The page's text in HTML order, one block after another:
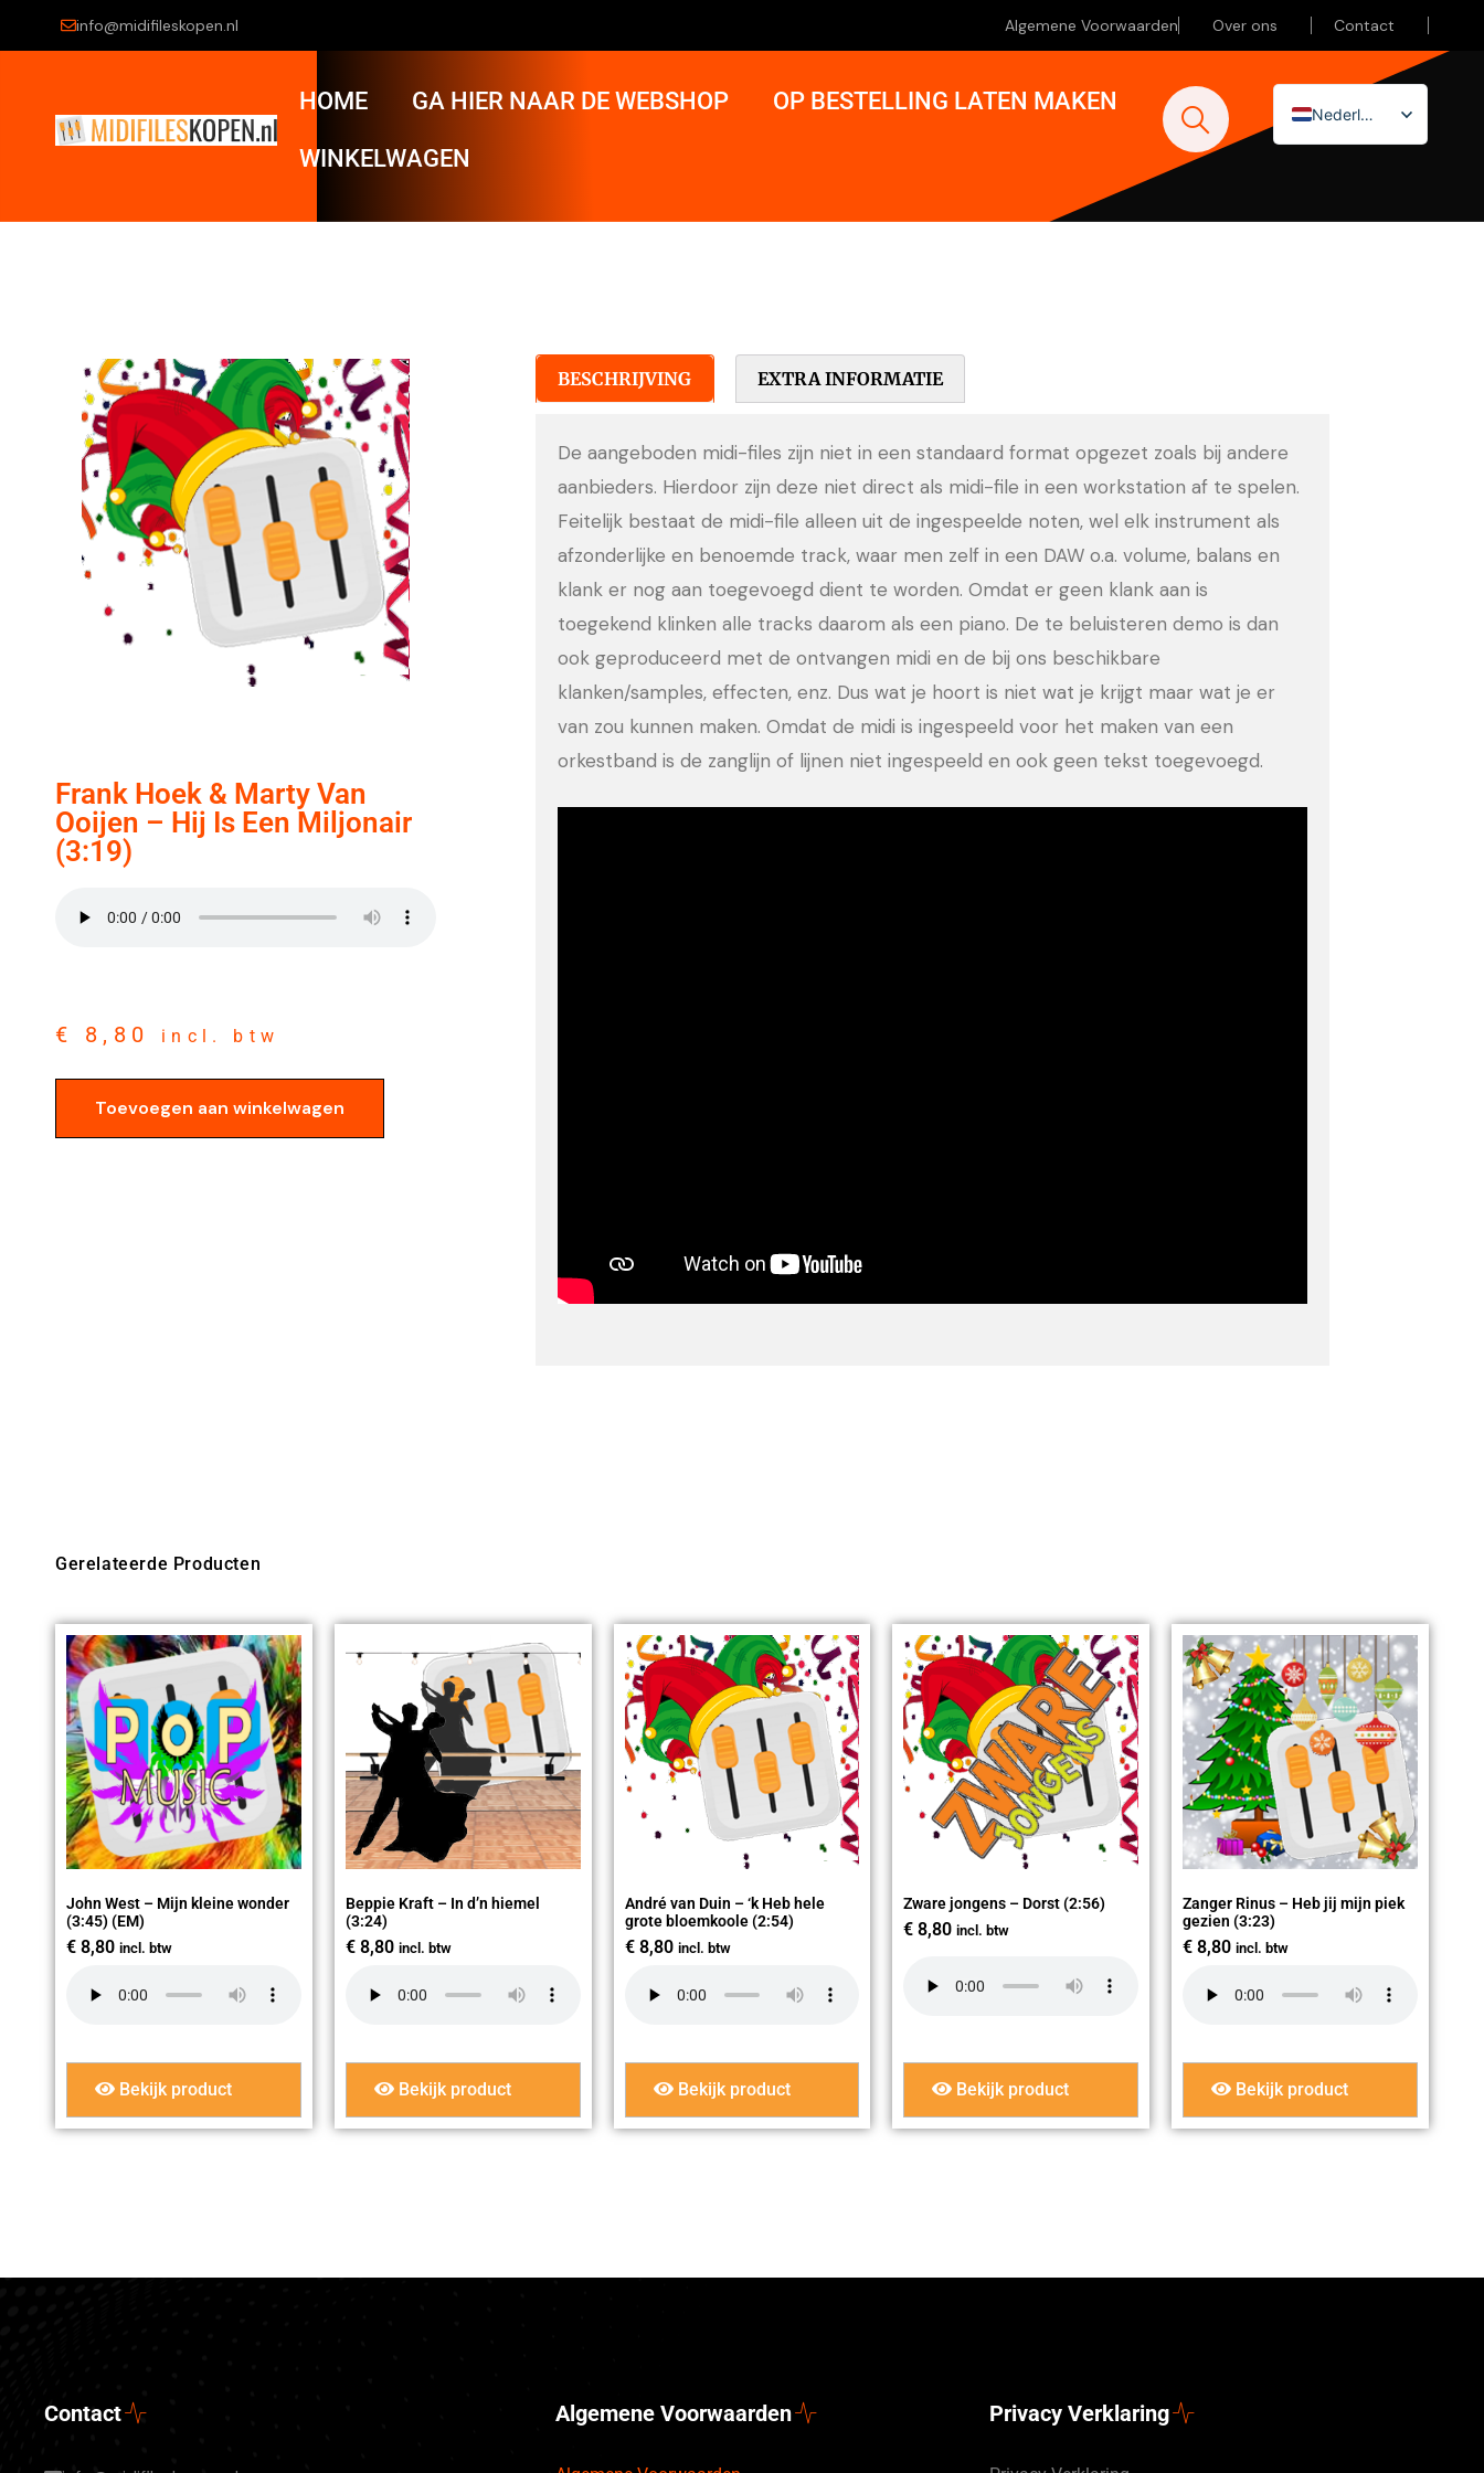
info@midifileskopen.nl Algemene Voorwaarden Over ons Contact
HOME GA HIER NAAR DE WEBSHOP OP BESTELLING LATEN MAKEN
WINKELWAGEN
Nederlands
English (UK)
Frank Hoek & Marty Van
Ooijen – Hij Is Een Miljonair
(3:19)
€ 8,80 incl. btw
Toevoegen aan winkelwagen
BESCHRIJVING EXTRA INFORMATIE
De aangeboden midi-files zijn niet in een standaard format opgezet zoals bij andere
aanbieders. Hierdoor zijn deze niet direct als midi-file in een workstation af te spelen.
Feitelijk bestaat de midi-file alleen uit de ingespeelde noten, wel elk instrument als
afzonderlijke en benoemde track, waar men zelf in een DAW o.a. volume, balans en
klank er nog aan toegevoegd dient te worden. Omdat er geen klank aan is
toegekend klinken alle tracks daarom als een piano. De te beluisteren demo is dan
ook geproduceerd met de ontvangen midi en de bij ons beschikbare
klanken/samples, effecten, enz. Dus wat je hoort is niet wat je krijgt maar wat je er
van zou kunnen maken. Omdat de midi is ingespeeld voor het maken van een
orkestband is de zanglijn of lijnen niet ingespeeld en ook geen tekst toegevoegd.
Gerelateerde Producten
John West – Mijn kleine wonder
(3:45) (EM)
€ 8,80 incl. btw
Bekijk product
Beppie Kraft – In d’n hiemel
(3:24)
€8,80 incl. btw
Bekijk product
André van Duin – ‘k Heb hele
grote bloemkoole (2:54)
€8,80 incl. btw
Bekijk product
Zware jongens – Dorst (2:56)
€ 8,80 incl. btw
Bekijk product
Zanger Rinus – Heb jij mijn piek
gezien (3:23)
€ 8,80 incl. btw
Bekijk product
Contact Algemene Voorwaarden Privacy Verklaring